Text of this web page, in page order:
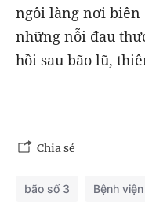
ngôi làng nơi biên
những nỗi đau
hồi sau bão lũ,
Chia sẻ
bão số 3 Bệnh